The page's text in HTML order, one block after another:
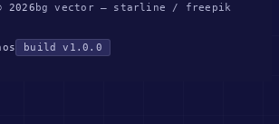
2026 bg vector — starline / freepik
build v1.0.0